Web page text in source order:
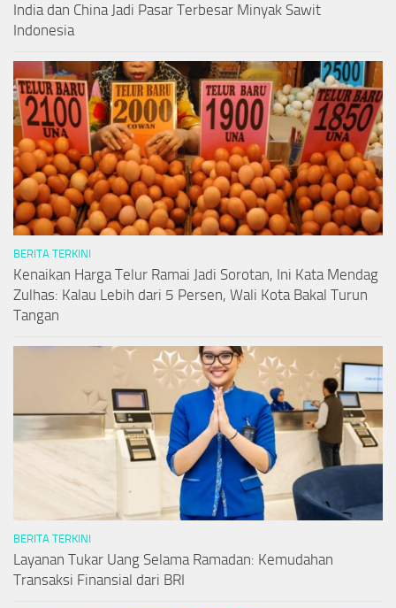
India dan China Jadi Pasar Terbesar Minyak Sawit
Indonesia
BERITA TERKINI
Kenaikan Harga Telur Ramai Jadi Sorotan, Ini Kata Mendag
Zulhas: Kalau Lebih dari 5 Persen, Wali Kota Bakal Turun
Tangan
BERITA TERKINI
Layanan Tukar Uang Selama Ramadan: Kemudahan
Transaksi Finansial dari BRI